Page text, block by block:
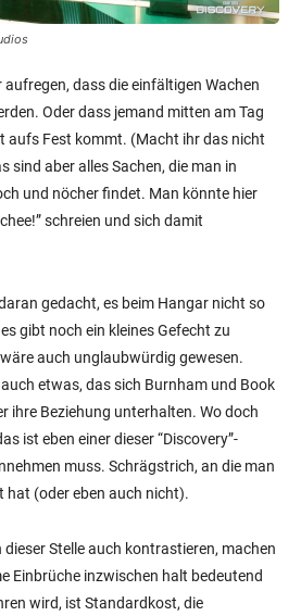
dass die einfältigen Wachen
Oder dass jemand mitten am Tag
aufs Fest kommt. (Macht ihr das nicht
sind aber alles Sachen, die man in
und nöcher findet. Man könnte hier
schreien und sich damit
gedacht, es beim Hangar nicht so
gibt noch ein kleines Gefecht zu
auch unglaubwürdig gewesen.
etwas, das sich Burnham und Book
ihre Beziehung unterhalten. Wo doch
ist eben einer dieser “Discovery”-
muss. Schrägstrich, an die man
hat (oder eben auch nicht).
dieser Stelle auch kontrastieren, machen
Einbrüche inzwischen halt bedeutend
wird, ist Standardkost, die